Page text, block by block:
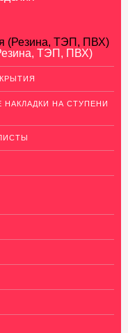
(Резина, ТЭП, ПВХ)
ТЭП, ПВХ)
НА СТУПЕНИ